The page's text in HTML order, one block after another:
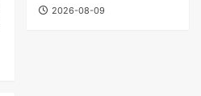
2026-08-09